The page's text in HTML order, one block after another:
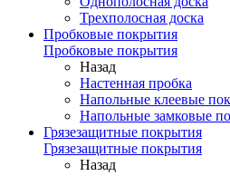
Трехполосная доска
Пробковые покрытия
Пробковые покрытия
Назад
Настенная пробка
Напольные клеевые
Напольные замковые
Грязезащитные покрытия
Грязезащитные покрытия
Назад